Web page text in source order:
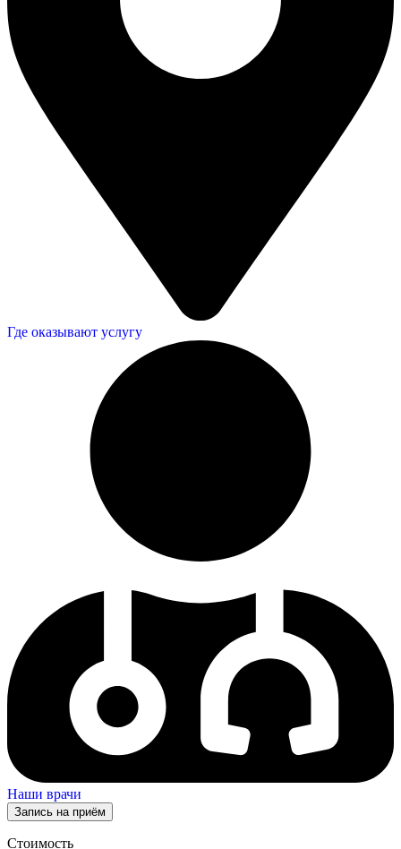
Где оказывают услугу
Наши врачи
Запись на приём
Стоимость